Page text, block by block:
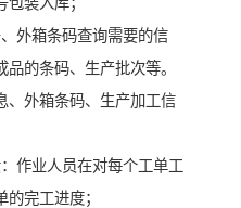
外箱条码查询需要的信
的条码、生产批次等。
、外箱条码、生产加工信
作业人员在对每个工单工
完工进度；